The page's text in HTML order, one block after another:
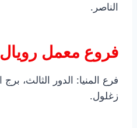
الناصر.
فروع معمل رويال
زغلول.